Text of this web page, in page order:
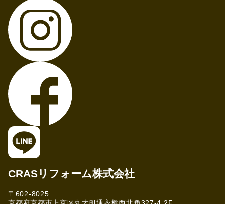
CRASリフォーム株式会社
〒602-8025